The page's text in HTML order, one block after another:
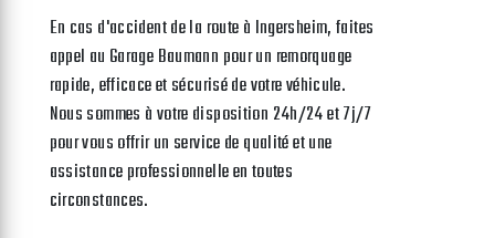
En cas d'accident de la route à Ingersheim, faites
appel au Garage Baumann pour un remorquage
rapide, efficace et sécurisé de votre véhicule.
Nous sommes à votre disposition 24h/24 et 7j/7
pour vous offrir un service de qualité et une
assistance professionnelle en toutes
circonstances.